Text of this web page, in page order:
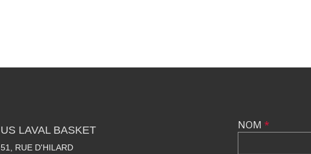
US LAVAL BASKET
51, RUE D'HILARD
NOM *